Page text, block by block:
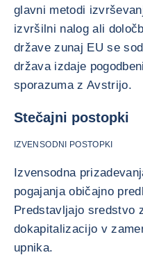
glavni metodi
izvršilni nalog ali
države zunaj EU se
država izdaje
sporazuma z Avstrijo.
Stečajni postopki
IZVENSODNI POSTOPKI
Izvensodna
pogajanja običajno
Predstavljajo sredstvo
dokapitalizacijo v
upnika.